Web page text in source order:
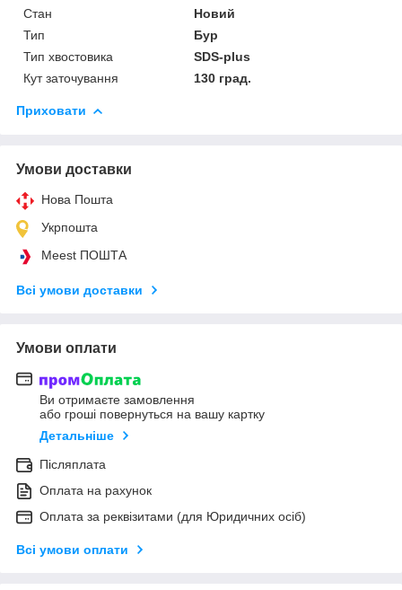
Стан
Новий
Тип
Бур
Тип хвостовика
SDS-plus
Кут заточування
130 град.
Приховати
Умови доставки
Нова Пошта
Укрпошта
Meest ПОШТА
Всі умови доставки
Умови оплати
Ви отримаєте замовлення
або гроші повернуться на вашу картку
Детальніше
Післяплата
Оплата на рахунок
Оплата за реквізитами (для Юридичних осіб)
Всі умови оплати